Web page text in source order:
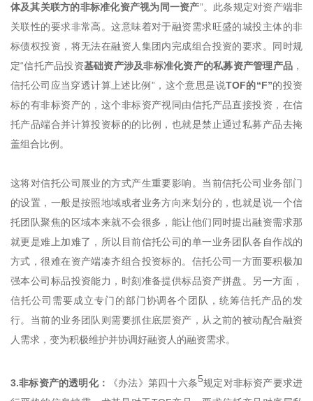
体及其关联方的非标准化资产视为同一资产”。此条规定对资产端非
关联性的要求非常高。这意味着对于融资需求旺盛的城投主体的非
标债权投资，将无法在融资人集团内完成组合投资的要求。同时规
定“信托产品投资基础资产涉及非标准化资产的私募资产管理产品 ，
信托公司应当穿透计算上述比例”，这个意思是说TOF的“F”的投资
标的有非标资产的，这个非标资产视同由信托产品直接投资，在信
托产品端合并计算投资标的的比例，也就是禁止通过私募产品去掩
盖组合比例。
这将对信托公司展业的方式产生重要影响。当前信托公司业务部门
的设置，一般是按照地域或者业务方向来划分的，也就是说一个信
托团队聚焦的区域本来就不会很多，能让他们同时提出融资需求那
就更是难上加难了，所以目前信托公司的单一业务团队各自作战的
方式，很难在资产端凑齐组合投资标的。信托公司一方面要积极加
强本公司标品投资能力，时刻准备提供标品资产拼盘。另一方面，
信托公司需要成立专门的部门协调各个团队，统筹信托产品的发
行。当前的业务团队则需要抓住底层资产，从之前的被动配合融资
人需求，变为积极维护并协调好融资人的融资需求。
3.非标资产的透明化： 《办法》第四十六条5规定对非标资产要求进